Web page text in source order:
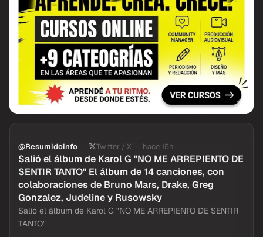
@Resumidoinfo Twitter / X hace 15h
Salió el álbum de Karol G "NO ME ARREPIENTO DE
SENTIR TANTO" El álbum de 14 canciones, con
colaboraciones de Bruno Mars, Drake, Greg
Gonzalez, Judeline y Rusowsky
Salió el álbum de Karol G "NO ME ARREPIENTO DE SENTIR
TANTO"